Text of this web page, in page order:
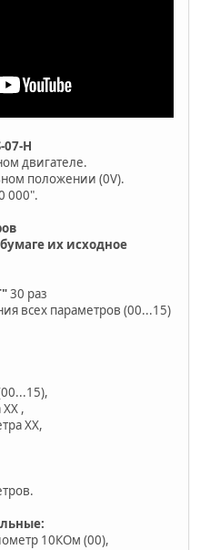
07-H
двигателе.
положении (0V).
000".
их исходное
30 раз
всех параметров (00...15)
,
ХХ,
10КОм (00),